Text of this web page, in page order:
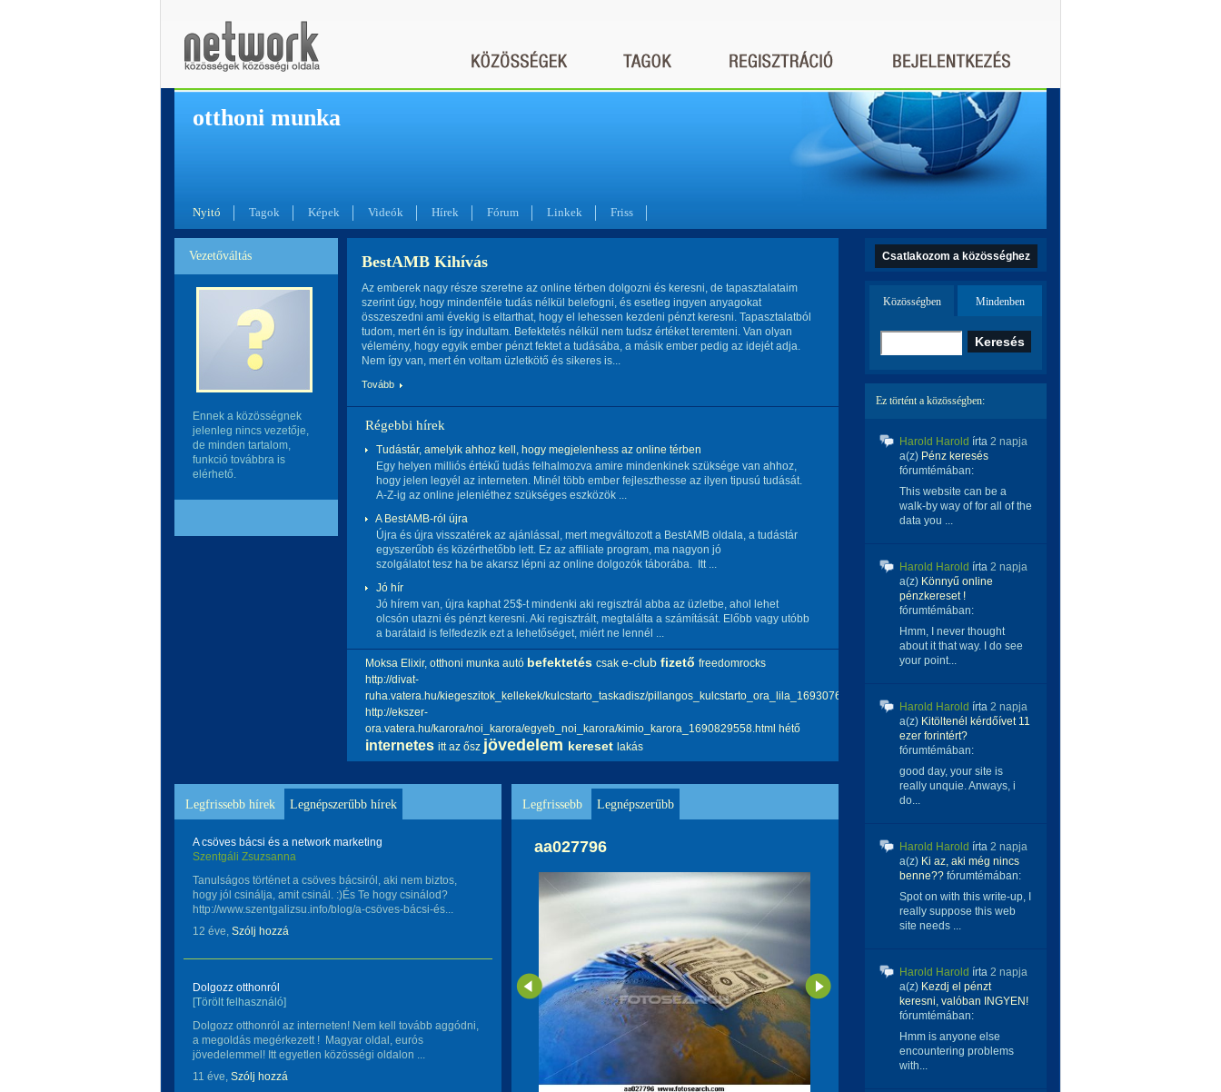
otthoni munka
Nyitó Tagok Képek Videók Hírek Fórum Linkek Friss
Vezetőváltás
Ennek a közösségnek
jelenleg nincs vezetője,
de minden tartalom,
funkció továbbra is
elérhető.
BestAMB Kihívás
Az emberek nagy része szeretne az online térben dolgozni és keresni, de tapasztalataim
szerint úgy, hogy mindenféle tudás nélkül belefogni, és esetleg ingyen anyagokat
összeszedni ami évekig is eltarthat, hogy el lehessen kezdeni pénzt keresni. Tapasztalatból
tudom, mert én is így indultam. Befektetés nélkül nem tudsz értéket teremteni. Van olyan
vélemény, hogy egyik ember pénzt fektet a tudásába, a másik ember pedig az idejét adja.
Nem így van, mert én voltam üzletkötő és sikeres is...
Tovább
Régebbi hírek
Tudástár, amelyik ahhoz kell, hogy megjelenhess az online térben
Egy helyen milliós értékű tudás felhalmozva amire mindenkinek szüksége van ahhoz,
hogy jelen legyél az interneten. Minél több ember fejleszthesse az ilyen tipusú tudását.
A-Z-ig az online jelenléthez szükséges eszközök ...
A BestAMB-ról újra
Újra és újra visszatérek az ajánlással, mert megváltozott a BestAMB oldala, a tudástár
egyszerűbb és közérthetőbb lett. Ez az affiliate program, ma nagyon jó
szolgálatot tesz ha be akarsz lépni az online dolgozók táborába. Itt ...
Jó hír
Jó hírem van, újra kaphat 25$-t mindenki aki regisztrál abba az üzletbe, ahol lehet
olcsón utazni és pénzt keresni. Aki regisztrált, megtalálta a számítását. Előbb vagy utóbb
a barátaid is felfedezik ezt a lehetőséget, miért ne lennél ...
Moksa Elixir, otthoni munka autó befektetés csak e-club fizető freedomrocks
http://divat-
ruha.vatera.hu/kiegeszitok_kellekek/kulcstarto_taskadisz/pillangos_kulcstarto_ora_lila_1693076408.html
http://ekszer-
ora.vatera.hu/karora/noi_karora/egyeb_noi_karora/kimio_karora_1690829558.html hétő
internetes itt az ősz jövedelem kereset lakás
Legfrissebb hírek Legnépszerűbb hírek
A csöves bácsi és a network marketing
Szentgáli Zsuzsanna
Tanulságos történet a csöves bácsiról, aki nem biztos,
hogy jól csinálja, amit csinál. :)És Te hogy csinálod?
http://www.szentgalizsu.info/blog/a-csöves-bácsi-és...
12 éve, Szólj hozzá
Dolgozz otthonról
[Törölt felhasználó]
Dolgozz otthonról az interneten! Nem kell tovább aggódni,
a megoldás megérkezett ! Magyar oldal, eurós
jövedelemmel! Itt egyetlen közösségi oldalon ...
11 éve, Szólj hozzá
Legfrissebb Legnépszerűbb
aa027796
Csatlakozom a közösséghez
Közösségben Mindenben
Ez történt a közösségben:
Harold Harold írta 2 napja
a(z) Pénz keresés
fórumtémában:
This website can be a
walk-by way of for all of the
data you ...
Harold Harold írta 2 napja
a(z) Könnyű online
pénzkereset !
fórumtémában:
Hmm, I never thought
about it that way. I do see
your point...
Harold Harold írta 2 napja
a(z) Kitöltenél kérdőívet 11
ezer forintért?
fórumtémában:
good day, your site is
really unquie. Anways, i
do...
Harold Harold írta 2 napja
a(z) Ki az, aki még nincs
benne?? fórumtémában:
Spot on with this write-up, I
really suppose this web
site needs ...
Harold Harold írta 2 napja
a(z) Kezdj el pénzt
keresni, valóban INGYEN!
fórumtémában:
Hmm is anyone else
encountering problems
with...